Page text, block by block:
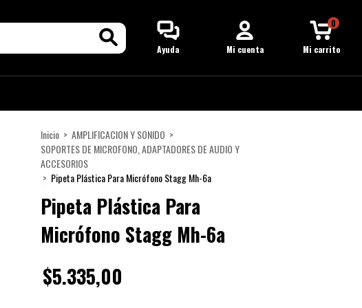
Ayuda Mi cuenta Mi carrito
0
Inicio > AMPLIFICACION Y SONIDO >
SOPORTES DE MICROFONO, ADAPTADORES DE AUDIO Y
ACCESORIOS
> Pipeta Plástica Para Micrófono Stagg Mh-6a
Pipeta Plástica Para
Micrófono Stagg Mh-6a
$5.335,00